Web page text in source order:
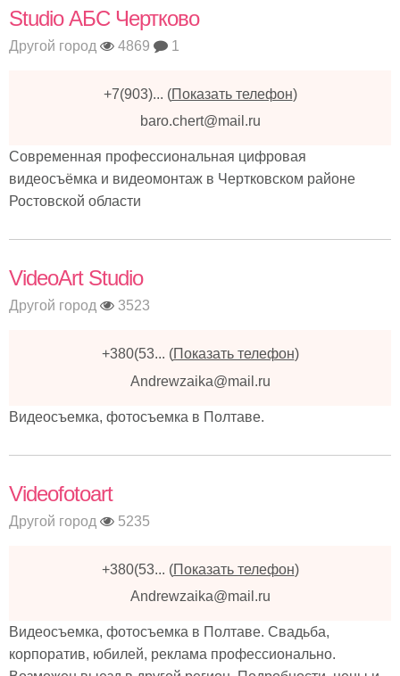
Studio АБС Чертково
Другой город 4869 1
+7(903)... (Показать телефон)
baro.chert@mail.ru
Современная профессиональная цифровая
видеосъёмка и видеомонтаж в Чертковском районе
Ростовской области
VideoArt Studio
Другой город 3523
+380(53... (Показать телефон)
Andrewzaika@mail.ru
Видеосъемка, фотосъемка в Полтаве.
Videofotoart
Другой город 5235
+380(53... (Показать телефон)
Andrewzaika@mail.ru
Видеосъемка, фотосъемка в Полтаве. Свадьба,
корпоратив, юбилей, реклама профессионально.